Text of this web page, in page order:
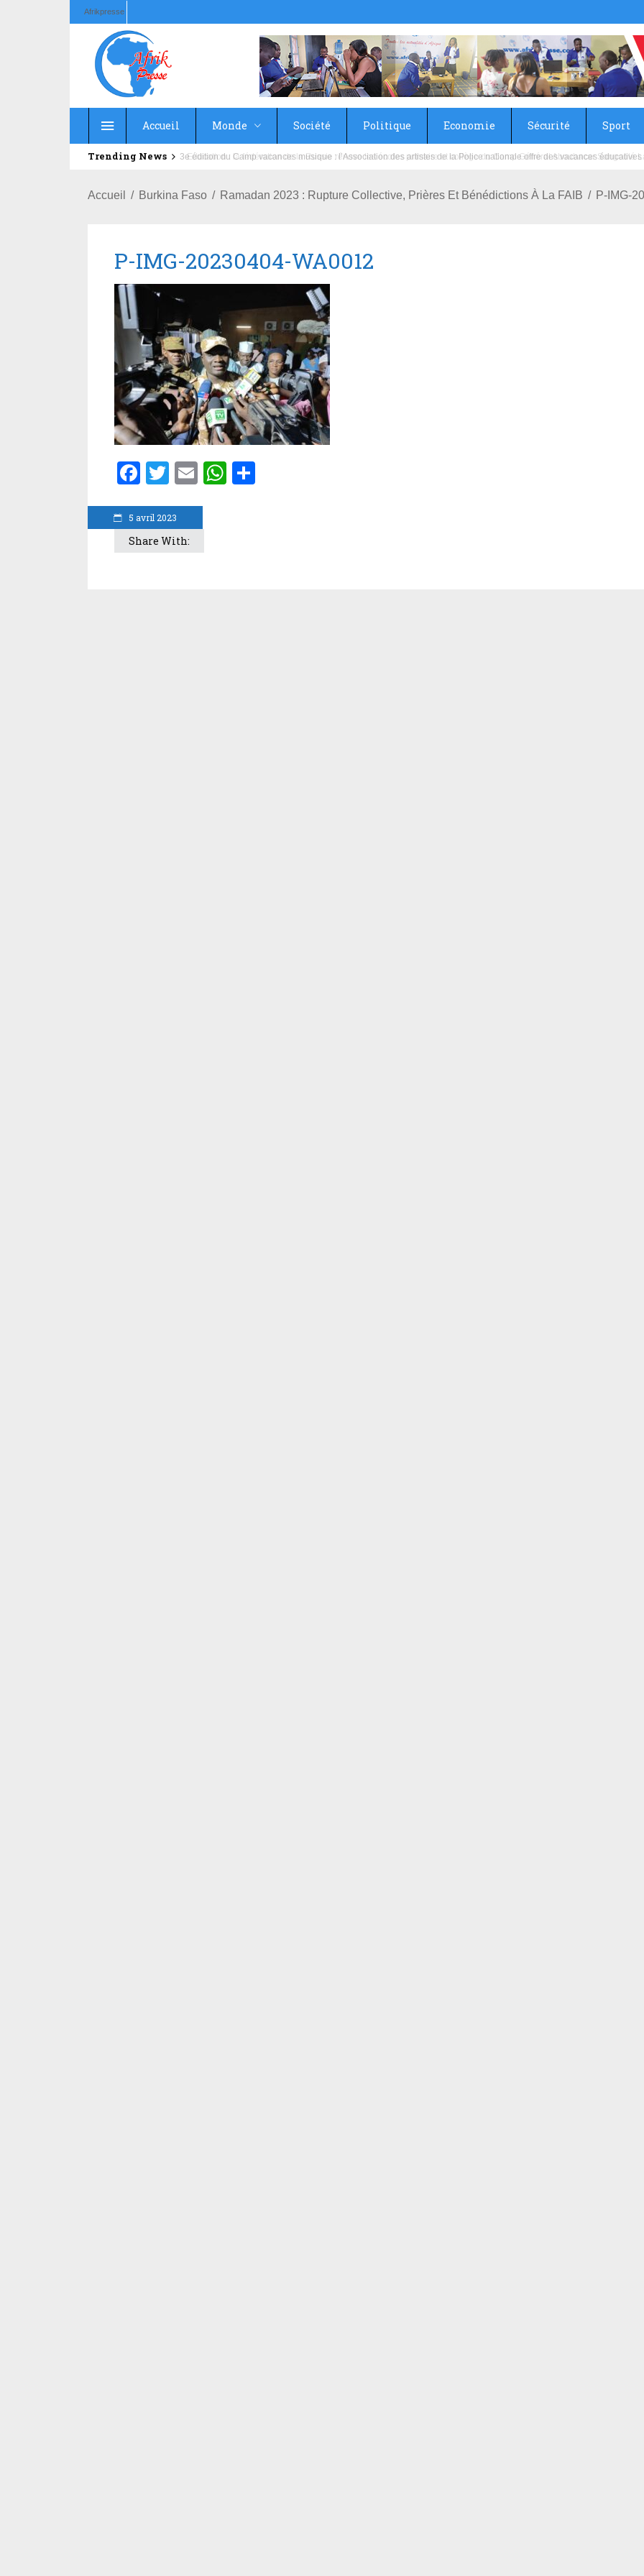
Afrikpresse
Accueil Monde Société Politique Economie Sécurité Sport
Trending News Education : la fédération de la Russie rénove les écoles primaire et collège du Camp Général Aboubacar Sangoulé
Accueil Burkina Faso Ramadan 2023 : Rupture Collective, Prières Et Bénédictions À La FAIB P-IMG-
5 avril 2023
P-IMG-20230404-WA0012
Facebook
Twitter
EmailWhatsApp
Share With: